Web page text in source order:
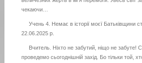
чекаючи…
Учень 4. Немає в історії моєї Батьківщини
22.06.2025 р.
Вчитель. Ніхто не забутий, ніщо не забуте!
проведемо сьогоднішній захід. Бо тільки той,